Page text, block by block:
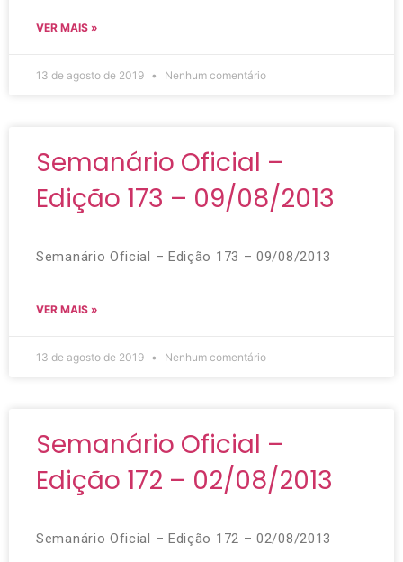
VER MAIS »
13 de agosto de 2019 Nenhum comentário
Semanário Oficial –
Edição 173 – 09/08/2013
Semanário Oficial – Edição 173 – 09/08/2013
VER MAIS »
13 de agosto de 2019 Nenhum comentário
Semanário Oficial –
Edição 172 – 02/08/2013
Semanário Oficial – Edição 172 – 02/08/2013